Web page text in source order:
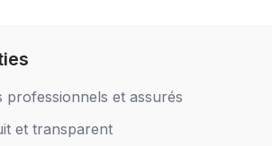
professionnels et assurés
et transparent